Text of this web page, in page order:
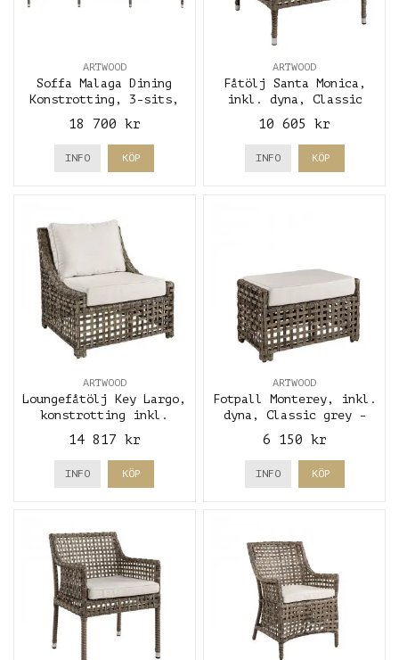
ARTWOOD
Soffa Malaga Dining
Konstrotting, 3-sits,
inkl. dynor, Classic
grey - Artwood
18 700 kr
INFO KÖP
ARTWOOD
Fåtölj Santa Monica,
inkl. dyna, Classic
grey - Artwood
10 605 kr
INFO KÖP
ARTWOOD
Loungefåtölj Key Largo,
konstrotting inkl.
Artwood
14 817 kr
INFO KÖP
ARTWOOD
Fotpall Monterey, inkl.
dyna, Classic grey -
6 150 kr
INFO KÖP